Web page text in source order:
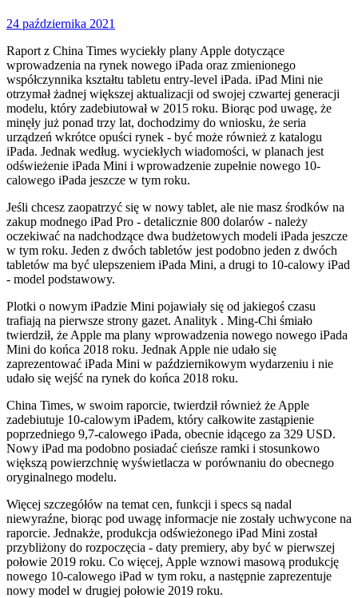
24 października 2021
Raport z China Times wyciekły plany Apple dotyczące
wprowadzenia na rynek nowego iPada oraz zmienionego
współczynnika kształtu tabletu entry-level iPada. iPad Mini nie
otrzymał żadnej większej aktualizacji od swojej czwartej generacji
modelu, który zadebiutował w 2015 roku. Biorąc pod uwagę, że
minęły już ponad trzy lat, dochodzimy do wniosku, że seria
urządzeń wkrótce opuści rynek - być może również z katalogu
iPada. Jednak według. wyciekłych wiadomości, w planach jest
odświeżenie iPada Mini i wprowadzenie zupełnie nowego 10-
calowego iPada jeszcze w tym roku.
Jeśli chcesz zaopatrzyć się w nowy tablet, ale nie masz środków na
zakup modnego iPad Pro - detalicznie 800 dolarów - należy
oczekiwać na nadchodzące dwa budżetowych modeli iPada jeszcze
w tym roku. Jeden z dwóch tabletów jest podobno jeden z dwóch
tabletów ma być ulepszeniem iPada Mini, a drugi to 10-calowy iPad
- model podstawowy.
Plotki o nowym iPadzie Mini pojawiały się od jakiegoś czasu
trafiają na pierwsze strony gazet. Analityk . Ming-Chi śmiało
twierdził, że Apple ma plany wprowadzenia nowego nowego iPada
Mini do końca 2018 roku. Jednak Apple nie udało się
zaprezentować iPada Mini w październikowym wydarzeniu i nie
udało się wejść na rynek do końca 2018 roku.
China Times, w swoim raporcie, twierdził również że Apple
zadebiutuje 10-calowym iPadem, który całkowite zastąpienie
poprzedniego 9,7-calowego iPada, obecnie idącego za 329 USD.
Nowy iPad ma podobno posiadać cieńsze ramki i stosunkowo
większą powierzchnię wyświetlacza w porównaniu do obecnego
oryginalnego modelu.
Więcej szczegółów na temat cen, funkcji i specs są nadal
niewyraźne, biorąc pod uwagę informacje nie zostały uchwycone na
raporcie. Jednakże, produkcja odświeżonego iPad Mini został
przybliżony do rozpoczęcia - daty premiery, aby być w pierwszej
połowie 2019 roku. Co więcej, Apple wznowi masową produkcję
nowego 10-calowego iPad w tym roku, a następnie zaprezentuje
nowy model w drugiej połowie 2019 roku.